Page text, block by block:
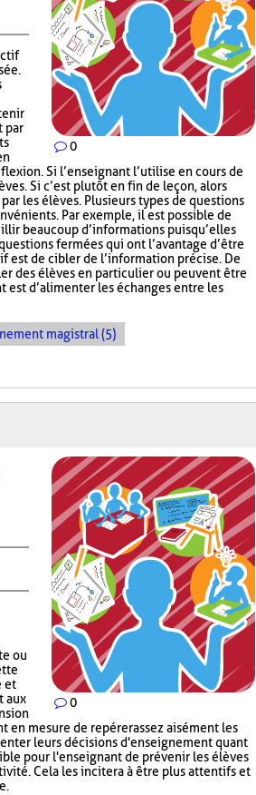
0
par
Si l’enseignant l’utilise en cours de
Si c’est plutôt en fin de leçon, alors
les élèves. Plusieurs types de questions
Par exemple, il est possible de
beaucoup d’informations puisqu’elles
fermées qui ont l’avantage d’être
est de cibler de l’information précise. De
des élèves en particulier ou peuvent être
est d’alimenter les échanges entre les
magistral (5)
0
ou
et
aux
en mesure de repérer assez aisément les
leurs décisions d'enseignement quant
pour l'enseignant de prévenir les élèves
Cela les incitera à être plus attentifs et